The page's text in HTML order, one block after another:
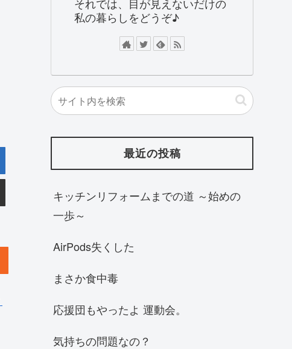
私の暮らしをどうぞ♪
最近の投稿
キッチンリフォームまでの道 ～始めの
一歩～
AirPods失くした
まさか食中毒
応援団もやったよ 運動会。
気持ちの問題なの？